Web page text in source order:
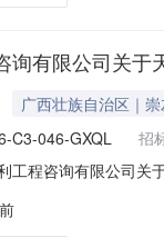
询有限公司关
广西壮族自治区｜
C3-046-GXQL 招
工程咨询有限公司关
10点00分（北京时